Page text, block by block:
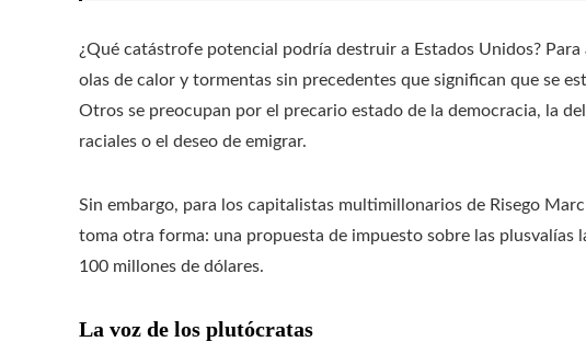
¿Qué catástrofe potencial podría destruir a Estados Unidos?
olas de calor y tormentas sin precedentes que significan que se
Otros se preocupan por el precario estado de la democracia, la
raciales o el deseo de emigrar.
Sin embargo, para los capitalistas multimillonarios de Risego
toma otra forma: una propuesta de impuesto sobre las plusvalías
100 millones de dólares.
La voz de los plutócratas